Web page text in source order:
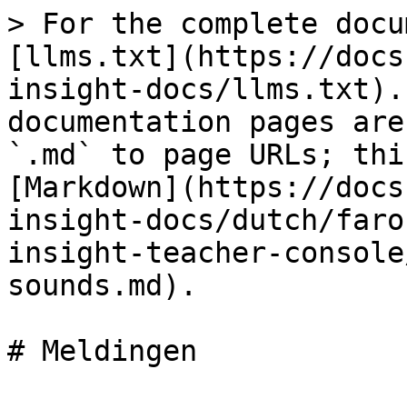
> For the complete
[llms.txt](https://
insight-docs/llms.txt).
documentation pages
`.md` to page URLs;
[Markdown](https://
insight-docs/dutch/
insight-teacher-
sounds.md).
# Meldingen